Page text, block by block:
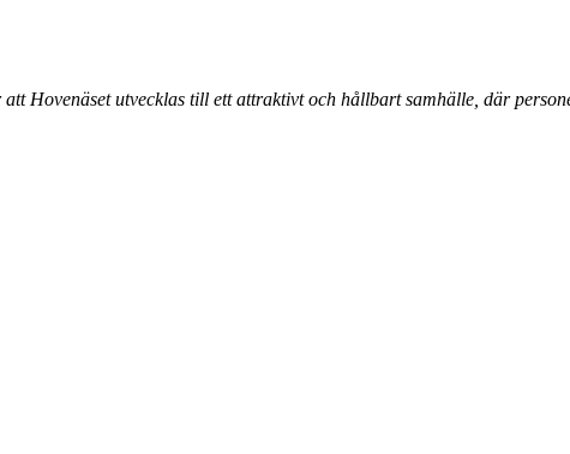
att Hovenäset utvecklas till ett attraktivt och hållbart samhälle, där